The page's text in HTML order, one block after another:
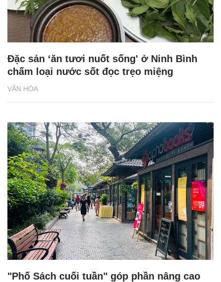
VĂN HÓA
Đặc sản ‘ăn tươi nuốt sống' ở Ninh Bình
chấm loại nước sốt đọc trẹo miệng
"Phố Sách cuối tuần" góp phần nâng cao